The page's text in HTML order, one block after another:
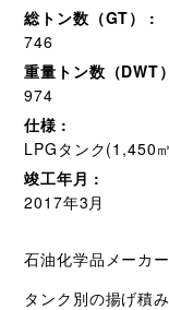
総トン数（GT）
746
重量トン数（DWT）
974
仕様
LPGタンク(1,450
竣工年月
2017年3月
石油化学品メーカ
タンク別の揚げ積